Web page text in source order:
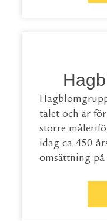
talet och är
större
idag ca 450
omsättning